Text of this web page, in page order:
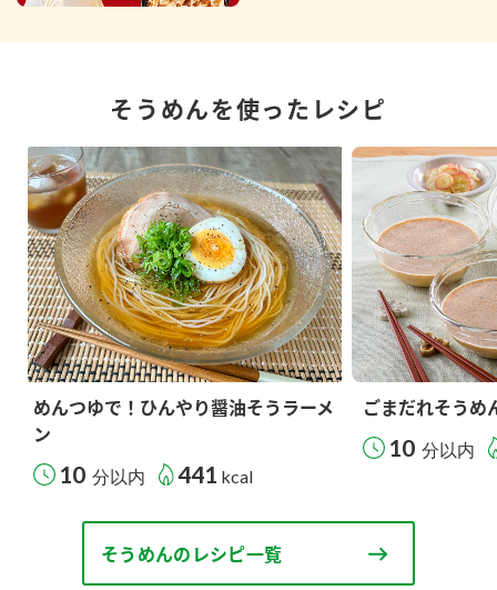
そうめんを使ったレシピ
めんつゆで！ひんやり醤油そうラーメ
ン
10 分以内 441 kcal
ごまだれそうめ
10 分以内
そうめんのレシピ一覧